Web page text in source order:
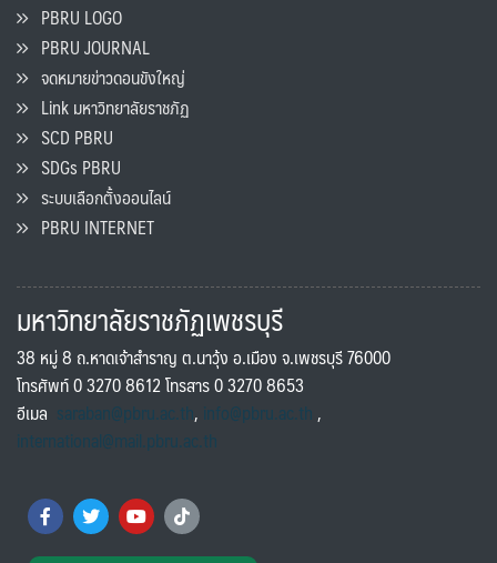
PBRU LOGO
PBRU JOURNAL
จดหมายข่าวดอนขังใหญ่
Link มหาวิทยาลัยราชภัฏ
SCD PBRU
SDGs PBRU
ระบบเลือกตั้งออนไลน์
PBRU INTERNET
มหาวิทยาลัยราชภัฏเพชรบุรี
38 หมู่ 8 ถ.หาดเจ้าสำราญ ต.นาวุ้ง อ.เมือง จ.เพชรบุรี 76000
โทรศัพท์ 0 3270 8612 โทรสาร 0 3270 8653
อีเมล saraban@pbru.ac.th, info@pbru.ac.th,
international@mail.pbru.ac.th